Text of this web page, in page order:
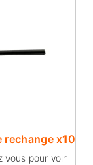
rechange x10
vous pour voir